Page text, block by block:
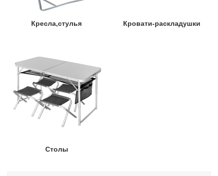
Кресла,стулья Кровати-раскладушки
Столы